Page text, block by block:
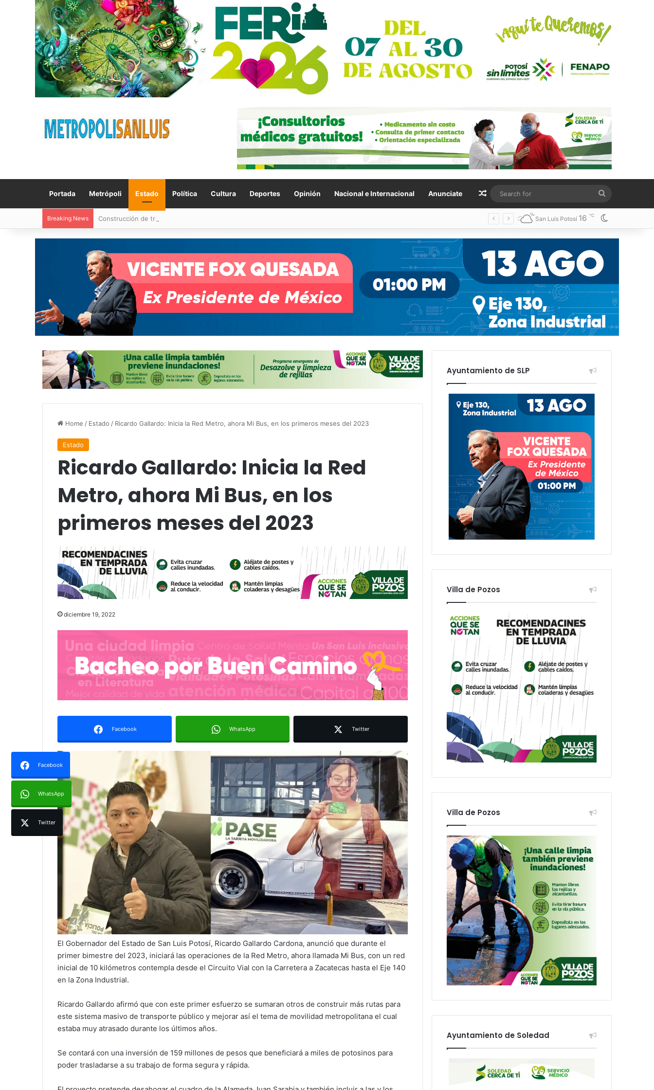
Portada Metrópoli Estado Política Cultura Deportes Opinión Nacional e Internacional Anunciate Random Article
for
Breaking News Construcción de tres nuevas aulas en Capullito III registra avances en Soledad San Luis Potosí 16 ℃
Home / Estado / Ricardo Gallardo: Inicia la Red Metro, ahora Mi Bus, en los primeros meses del 2023
Estado
Ricardo Gallardo: Inicia la Red
Metro, ahora Mi Bus, en los
primeros meses del 2023
diciembre 19, 2022
Facebook WhatsApp Twitter
Facebook
WhatsApp
Twitter
El Gobernador del Estado de San Luis Potosí, Ricardo Gallardo Cardona, anunció que durante el
primer bimestre del 2023, iniciará las operaciones de la Red Metro, ahora llamada Mi Bus, con un red
inicial de 10 kilómetros contempla desde el Circuito Vial con la Carretera a Zacatecas hasta el Eje 140
en la Zona Industrial.
Ricardo Gallardo afirmó que con este primer esfuerzo se sumaran otros de construir más rutas para
este sistema masivo de transporte público y mejorar así el tema de movilidad metropolitana el cual
estaba muy atrasado durante los últimos años.
Se contará con una inversión de 159 millones de pesos que beneficiará a miles de potosinos para
poder trasladarse a su trabajo de forma segura y rápida.
Ayuntamiento de SLP
Villa de Pozos
Villa de Pozos
Ayuntamiento de Soledad